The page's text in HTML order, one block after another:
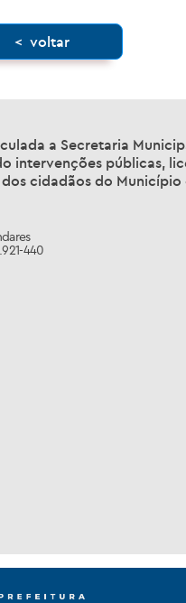
< voltar
a Secretaria
intervenções públicas,
cidadãos do Município
440